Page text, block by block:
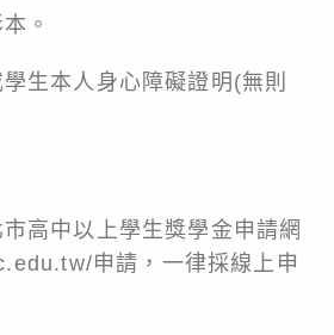
。
生本人身心障礙證明(無則
高中以上學生獎學金申請網
申請，一律採線上申